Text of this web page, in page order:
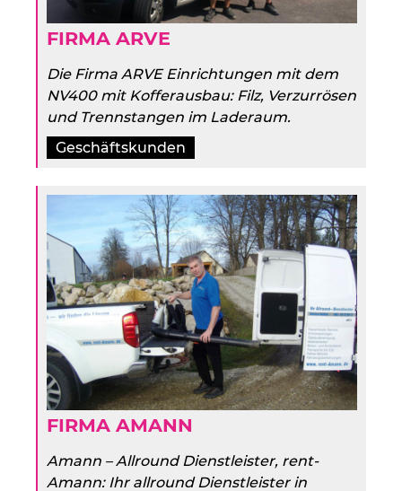
FIRMA ARVE
Die Firma ARVE Einrichtungen mit dem
NV400 mit Kofferausbau: Filz, Verzurrösen
und Trennstangen im Laderaum.
Geschäftskunden
FIRMA AMANN
Amann – Allround Dienstleister, rent-
Amann: Ihr allround Dienstleister in